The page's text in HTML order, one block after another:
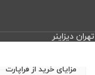
تهران دیزاینر
مزایای خرید از فراپارت